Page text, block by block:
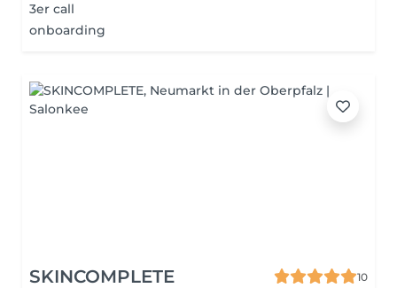
3er call
onboarding
SKINCOMPLETE
10